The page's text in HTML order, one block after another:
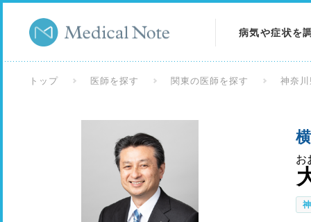
病気や症状を
検査を調べる
トップ 医師を探す 関東の医師を探す 神奈
お